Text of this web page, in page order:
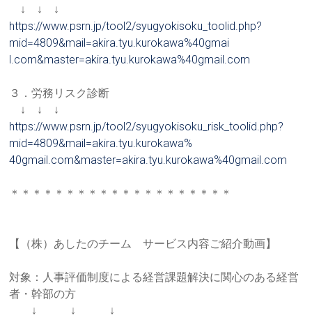
↓ ↓ ↓
https://www.psrn.jp/tool2/syugyokisoku_toolid.php?
mid=4809&mail=akira.tyu.kurokawa%40gmai
l.com&master=akira.tyu.kurokawa%40gmail.com
３．労務リスク診断
↓ ↓ ↓
https://www.psrn.jp/tool2/syugyokisoku_risk_toolid.php?
mid=4809&mail=akira.tyu.kurokawa%
40gmail.com&master=akira.tyu.kurokawa%40gmail.com
＊＊＊＊＊＊＊＊＊＊＊＊＊＊＊＊＊＊＊＊
【（株）あしたのチーム サービス内容ご紹介動画】
対象：人事評価制度による経営課題解決に関心のある経営
者・幹部の方
↓ ↓ ↓